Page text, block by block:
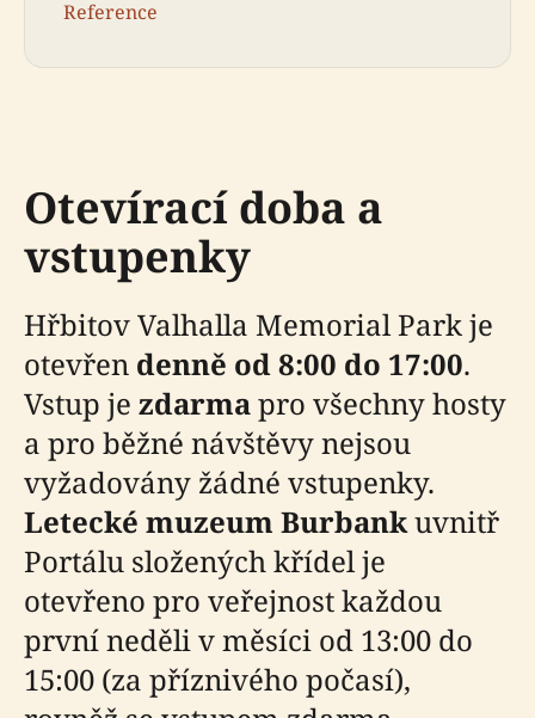
Reference
Otevírací doba a
vstupenky
Hřbitov Valhalla Memorial Park je
otevřen denně od 8:00 do 17:00.
Vstup je zdarmapro všechny hosty
a pro běžné návštěvy nejsou
vyžadovány žádné vstupenky.
Letecké muzeum Burbankuvnitř
Portálu složených křídel je
otevřeno pro veřejnost každou
první neděli v měsíci od 13:00 do
15:00 (za příznivého počasí),